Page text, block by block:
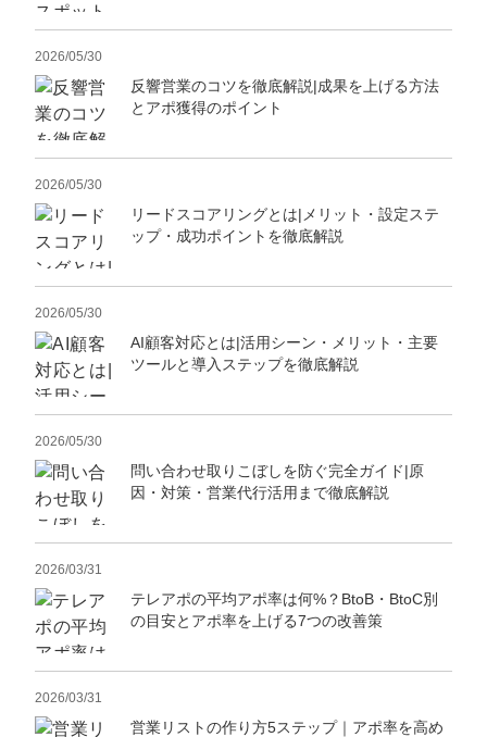
2026/05/30
反響営業のコツを徹底解説|成果を上げる方法
とアポ獲得のポイント
2026/05/30
リードスコアリングとは|メリット・設定ステ
ップ・成功ポイントを徹底解説
2026/05/30
AI顧客対応とは|活用シーン・メリット・主要
ツールと導入ステップを徹底解説
2026/05/30
問い合わせ取りこぼしを防ぐ完全ガイド|原
因・対策・営業代行活用まで徹底解説
2026/03/31
テレアポの平均アポ率は何%？BtoB・BtoC別
の目安とアポ率を上げる7つの改善策
2026/03/31
営業リストの作り方5ステップ｜アポ率を高め